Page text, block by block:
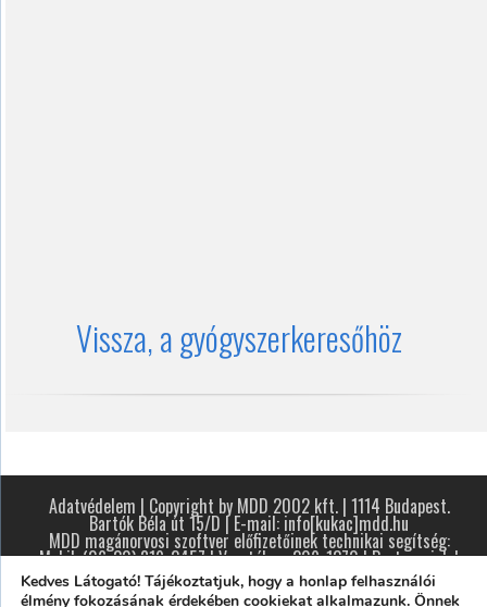
Vissza, a gyógyszerkeresőhöz
Adatvédelem | Copyright by MDD 2002 kft. | 1114 Budapest.
Bartók Béla út 15/D | E-mail: info[kukac]mdd.hu
MDD magánorvosi szoftver előfizetőinek technikai segítség:
Mobil: (06-30) 819-2457 | Vezetékes: 209-1370 |Partnereink|
Design by RA
Kedves Látogató! Tájékoztatjuk, hogy a honlap felhasználói
élmény fokozásának érdekében cookiekat alkalmazunk. Önnek